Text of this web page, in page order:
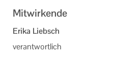
Mitwirkende
Erika Liebsch
verantwortlich